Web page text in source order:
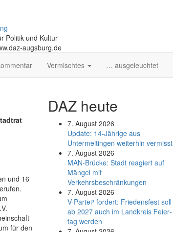
Politik und Kultur
augsburg.de
Vermischtes … ausgeleuchtet
und 16
für den
DAZ heute
7. August 2026
Update: 14-Jährige aus
Untermeitingen weiterhin vermisst
7. August 2026
MAN-Brücke: Stadt reagiert auf
Mängel mit
Verkehrsbeschränkungen
7. August 2026
V-Partei­³ fordert: Friedens­fest soll
ab 2027 auch im Land­kreis Feier­
tag werden